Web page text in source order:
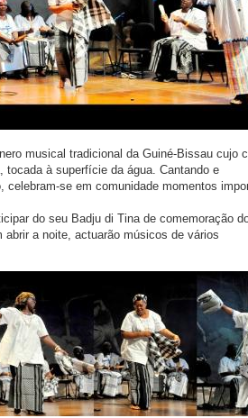
musical tradicional da Guiné-Bissau cujo
tocada à superfície da água. Cantando e
se em comunidade momentos
do seu Badju di Tina de comemoração
a noite, actuarão músicos de vários